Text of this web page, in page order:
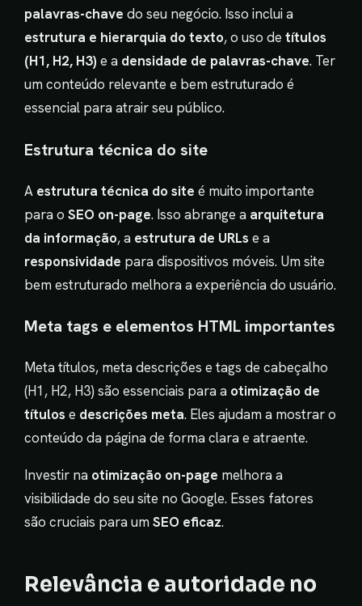
palavras-chave do seu negócio. Isso inclui a
estrutura e hierarquia do texto, o uso de títulos
(H1, H2, H3) e a densidade de palavras-chave. Ter
um conteúdo relevante e bem estruturado é
essencial para atrair seu público.
Estrutura técnica do site
A estrutura técnica do site é muito importante
para o SEO on-page. Isso abrange a arquitetura
da informação, a estrutura de URLs e a
responsividade para dispositivos móveis. Um site
bem estruturado melhora a experiência do usuário.
Meta tags e elementos HTML importantes
Meta títulos, meta descrições e tags de cabeçalho
(H1, H2, H3) são essenciais para a otimização de
títulos e descrições meta. Eles ajudam a mostrar o
conteúdo da página de forma clara e atraente.
Investir na otimização on-page melhora a
visibilidade do seu site no Google. Esses fatores
são cruciais para umSEO eficaz.
Relevância e autoridade no